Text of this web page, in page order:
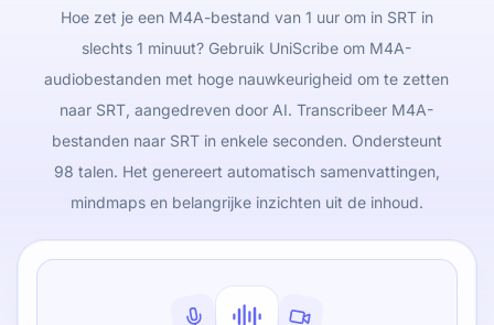
Hoe zet je een M4A-bestand van 1 uur om in SRT in
slechts 1 minuut? Gebruik UniScribe om M4A-
audiobestanden met hoge nauwkeurigheid om te zetten
naar SRT, aangedreven door AI. Transcribeer M4A-
bestanden naar SRT in enkele seconden. Ondersteunt
98 talen. Het genereert automatisch samenvattingen,
mindmaps en belangrijke inzichten uit de inhoud.